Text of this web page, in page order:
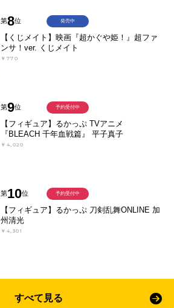
第8位
【くじメイト】映画『超かぐや姫！』超ファ
ンサ！ver. くじメイト
￥770
発売中
第9位
【フィギュア】るかっぷ TVアニメ
『BLEACH 千年血戦篇』 平子真子
￥4,020
予約受付中
第10位
【フィギュア】るかっぷ 刀剣乱舞ONLINE 加
州清光
￥4,301
予約受付中
すべて見る